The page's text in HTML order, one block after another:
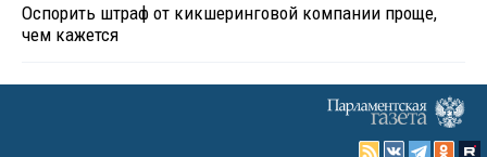
Оспорить штраф от кикшеринговой компании проще,
чем кажется